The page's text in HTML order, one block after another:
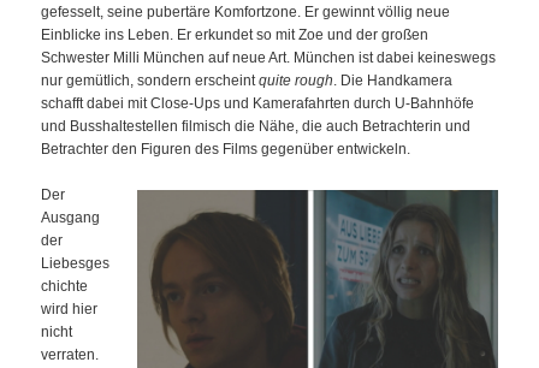
gefesselt, seine pubertäre Komfortzone. Er gewinnt völlig neue
Einblicke ins Leben. Er erkundet so mit Zoe und der großen
Schwester Milli München auf neue Art. München ist dabei keineswegs
nur gemütlich, sondern erscheintquite rough. Die Handkamera
schafft dabei mit Close-Ups und Kamerafahrten durch U-Bahnhöfe
und Busshaltestellen filmisch die Nähe, die auch Betrachterin und
Betrachter den Figuren des Films gegenüber entwickeln.
Der
Ausgang
der
Liebesges
chichte
wird hier
nicht
verraten.